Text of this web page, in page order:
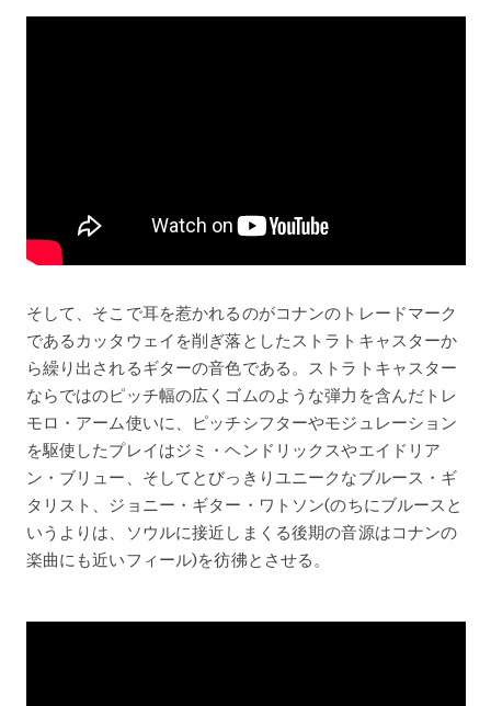
そして、そこで耳を惹かれるのがコナンのトレードマーク
であるカッタウェイを削ぎ落としたストラトキャスターか
ら繰り出されるギターの音色である。ストラトキャスター
ならではのピッチ幅の広くゴムのような弾力を含んだトレ
モロ・アーム使いに、ピッチシフターやモジュレーション
を駆使したプレイはジミ・ヘンドリックスやエイドリア
ン・ブリュー、そしてとびっきりユニークなブルース・ギ
タリスト、ジョニー・ギター・ワトソン(のちにブルースと
いうよりは、ソウルに接近しまくる後期の音源はコナンの
楽曲にも近いフィール)を彷彿とさせる。